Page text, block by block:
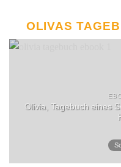
OLIVAS
Olivia, Tagebuch eines